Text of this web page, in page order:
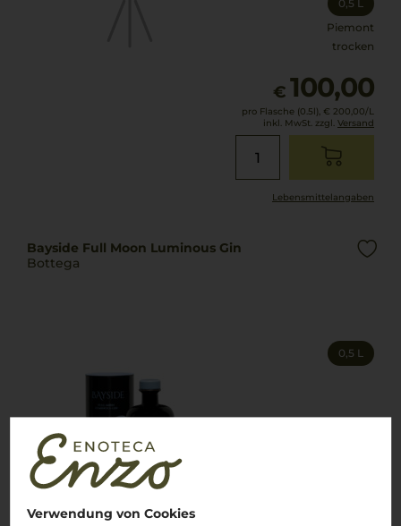
Verwendung von Cookies
0,5 L
Piemont
trocken
€ 100,00
pro Flasche (0.5l), € 200,00/L
inkl. MwSt. zzgl. Versand
Lebensmittel­angaben
Bayside Full Moon Luminous Gin
Bottega
0,5 L